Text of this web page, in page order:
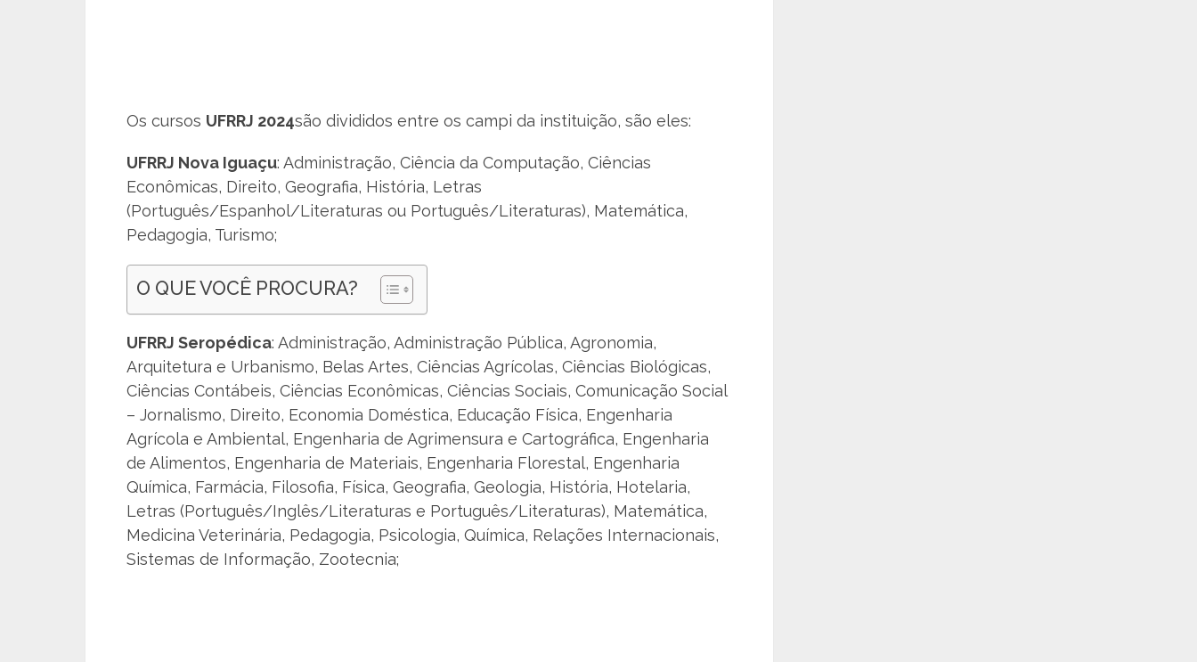
Os cursos UFRRJ 2024são divididos entre os campi da instituição, são eles:
UFRRJ Nova Iguaçu: Administração, Ciência da Computação, Ciências
Econômicas, Direito, Geografia, História, Letras
(Português/Espanhol/Literaturas ou Português/Literaturas), Matemática,
Pedagogia, Turismo;
O QUE VOCÊ PROCURA?
UFRRJ Seropédica: Administração, Administração Pública, Agronomia,
Arquitetura e Urbanismo, Belas Artes, Ciências Agrícolas, Ciências Biológicas,
Ciências Contábeis, Ciências Econômicas, Ciências Sociais, Comunicação Social
– Jornalismo, Direito, Economia Doméstica, Educação Física, Engenharia
Agrícola e Ambiental, Engenharia de Agrimensura e Cartográfica, Engenharia
de Alimentos, Engenharia de Materiais, Engenharia Florestal, Engenharia
Química, Farmácia, Filosofia, Física, Geografia, Geologia, História, Hotelaria,
Letras (Português/Inglês/Literaturas e Português/Literaturas), Matemática,
Medicina Veterinária, Pedagogia, Psicologia, Química, Relações Internacionais,
Sistemas de Informação, Zootecnia;